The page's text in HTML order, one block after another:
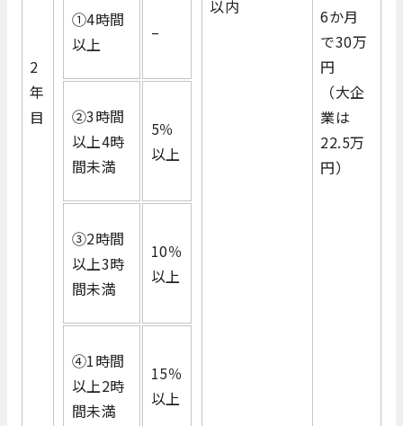
以内
2
年
目
①4時間
以上
–
②3時間
以上4時
間未満
5％
以上
③2時間
以上3時
間未満
10％
以上
④1時間
以上2時
間未満
15％
以上
6か月
で30万
円
（大企
業は
22.5万
円）